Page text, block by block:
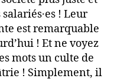
! Leur
est remarquable
! Et ne voyez
mots un culte de
! Simplement, il